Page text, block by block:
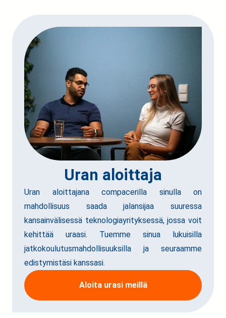
Uran aloittaja
Uran aloittajana compacerilla sinulla on
mahdollisuus saada jalansijaa suuressa
kansainvälisessä teknologiayrityksessä, jossa voit
kehittää uraasi. Tuemme sinua lukuisilla
jatkokoulutusmahdollisuuksilla ja seuraamme
edistymistäsi kanssasi.
Aloita urasi meillä